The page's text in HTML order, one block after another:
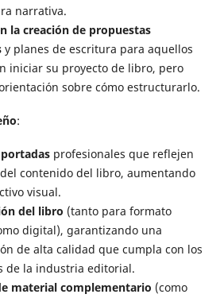
narrativa.
la creación de propuestas
y planes de escritura para aquellos
iniciar su proyecto de libro, pero
sobre cómo estructurarlo.
:
profesionales que reflejen
contenido del libro, aumentando
visual.
del libro (tanto para formato
digital), garantizando una
de alta calidad que cumpla con los
de la industria editorial.
material complementario (como